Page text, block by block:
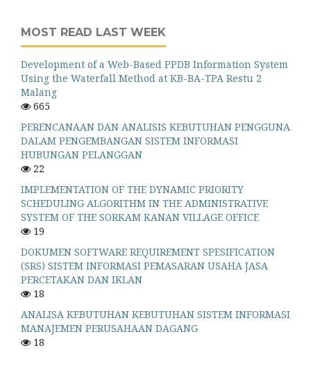
MOST READ LAST WEEK
Development of a Web-Based PPDB Information System
Using the Waterfall Method at KB-BA-TPA Restu 2
Malang
665
PERENCANAAN DAN ANALISIS KEBUTUHAN PENGGUNA
DALAM PENGEMBANGAN SISTEM INFORMASI
HUBUNGAN PELANGGAN
22
IMPLEMENTATION OF THE DYNAMIC PRIORITY
SCHEDULING ALGORITHM IN THE ADMINISTRATIVE
SYSTEM OF THE SORKAM KANAN VILLAGE OFFICE
19
DOKUMEN SOFTWARE REQUIREMENT SPESIFICATION
(SRS) SISTEM INFORMASI PEMASARAN USAHA JASA
PERCETAKAN DAN IKLAN
18
ANALISA KEBUTUHAN KEBUTUHAN SISTEM INFORMASI
MANAJEMEN PERUSAHAAN DAGANG
18